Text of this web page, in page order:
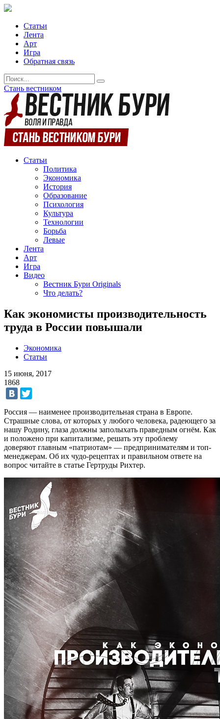
Статьи
Лента
Арт
Игра
Обратная связь
Стань вестником
Статьи
Политика
Экономика
История
Образование
Психология
Культура
Технологии
Борьба
Левые
Лента
Арт
Игра
Видео
Вестник Бури Originals
Что делать?
Как экономисты производительность
труда в России повышали
Экономика
Статьи
15 июня, 2017
1868
Россия — наименее производительная страна в Европе.
Страшные слова, от которых у любого человека, радеющего за
нашу Родину, глаза должны заполыхать праведным огнём. Как
и положено при капитализме, решать эту проблему
доверяют главным «патриотам» — предпринимателям и топ-
менеджерам. Об их чудо-рецептах и правильном ответе на
вопрос читайте в статье Гертруды Рихтер.